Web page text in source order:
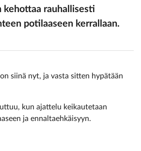
kehottaa rauhallisesti
potilaaseen kerrallaan.
siinä nyt, ja vasta sitten hypätään
kun ajattelu keikautetaan
ja ennaltaehkäisyyn.